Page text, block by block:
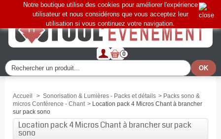
0
Notre boutique utilise des cookies pour améliorer l'expérience
utilisateur et nous considérons que vous acceptez leur
utilisation si vous continuez votre navigation.
Accueil > Sonorisation & Lumières - Packs et détails > Packs sono &
micros Conférence - Chant > Location pack 4 Micros Chant à brancher
sur pack sono
Location pack 4 Micros Chant à brancher sur pack
sono